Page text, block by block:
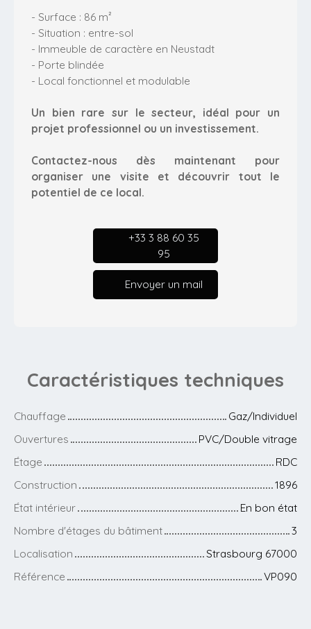
- Surface : 86 m²
- Situation : entre-sol
- Immeuble de caractère en Neustadt
- Porte blindée
- Local fonctionnel et modulable
Un bien rare sur le secteur, idéal pour un
projet professionnel ou un investissement.
Contactez-nous dès maintenant pour
organiser une visite et découvrir tout le
potentiel de ce local.
+33 3 88 60 35
95
Envoyer un mail
Caractéristiques techniques
Chauffage
Gaz/Individuel
Ouvertures
PVC/Double vitrage
Étage
RDC
Construction
1896
État intérieur
En bon état
Nombre d'étages du bâtiment
3
Localisation
Strasbourg 67000
Référence
VP090